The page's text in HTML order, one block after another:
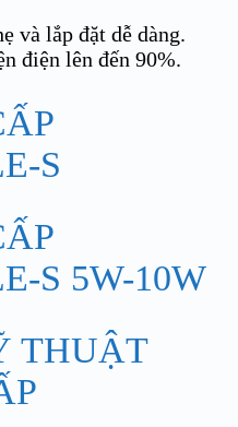
và lắp đặt dễ dàng.
điện lên đến 90%.
THUẬT